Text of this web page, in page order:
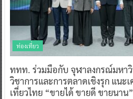
ท่องเที่ยว
ททท. ร่วมมือกับ จุฬาลงกรณ์มหา
วิชาการและการตลาดเชิงรุก แน
เที่ยวไทย “ขายได้ ขายดี ขายนาน”